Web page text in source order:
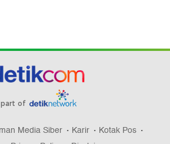
part of
Media Siber Karir
Kotak Pos